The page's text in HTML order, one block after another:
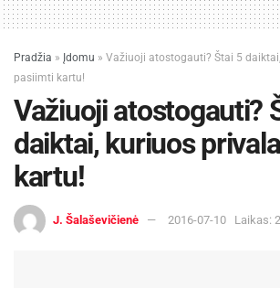
Pradžia » Įdomu » Važiuoji atostogauti? Štai 5
pasiimti kartu!
Važiuoji atostogauti?
daiktai, kuriuos
kartu!
J. Šalaševičienė 2016-07-10 Laikas: